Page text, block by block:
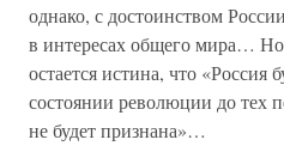
однако, с достоинством
в интересах общего мира…
остается истина, что «Россия
состоянии революции до тех
не будет признана»…